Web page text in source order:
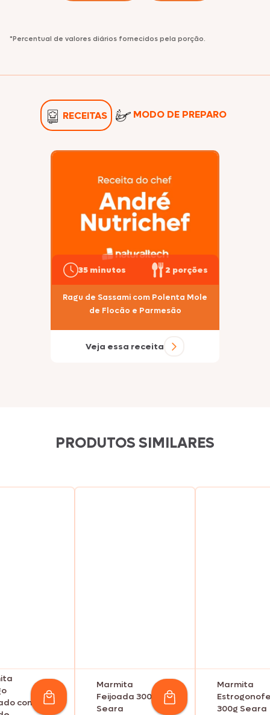
*Percentual de valores diários fornecidos pela porção.
RECEITAS MODO DE PREPARO
35 minutos 2 porções
Ragu de Sassami com Polenta Mole
de Flocão e Parmesão
Veja essa receita
PRODUTOS SIMILARES
com
Marmita
Feijoada 300g
Seara
Marmita
300g Seara